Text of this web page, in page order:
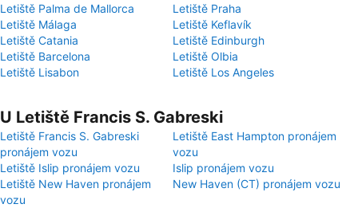
Letiště Palma de Mallorca
Letiště Praha
Letiště Málaga
Letiště Keflavík
Letiště Catania
Letiště Edinburgh
Letiště Barcelona
Letiště Olbia
Letiště Lisabon
Letiště Los Angeles
U Letiště Francis S. Gabreski
Letiště Francis S. Gabreski
pronájem vozu
Letiště East Hampton pronájem
vozu
Letiště Islip pronájem vozu
Islip pronájem vozu
Letiště New Haven pronájem
vozu
New Haven (CT) pronájem vozu